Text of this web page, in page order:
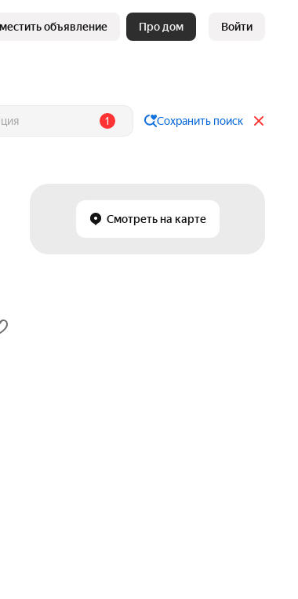
объявление Про дом Войти
1 Сохранить поиск
Смотреть на карте